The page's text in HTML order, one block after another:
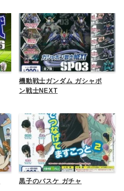
機動戦士ガンダム ガシャポ
ン戦士NEXT
黒子のバスケ ガチャ